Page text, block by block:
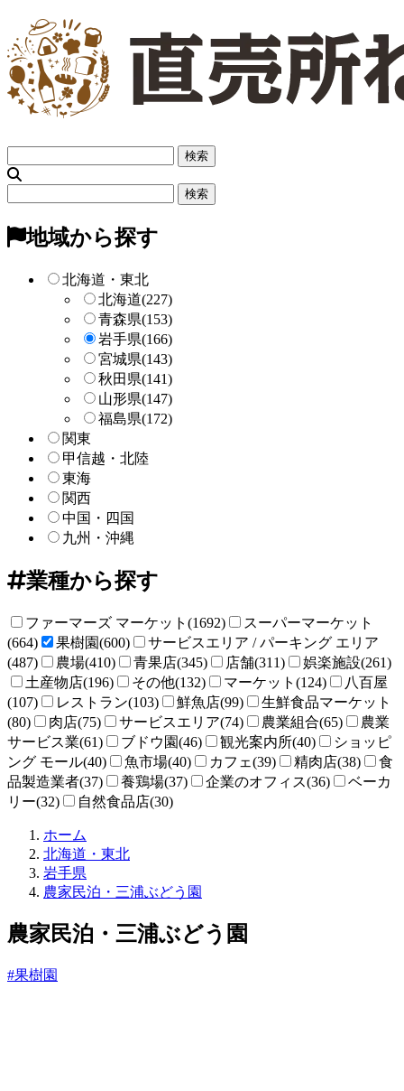
リ
索
ー
検
地域から探す
北海道・東北
北海道(227)
青森県(153)
岩手県(166)
宮城県(143)
秋田県(141)
山形県(147)
福島県(172)
関東
甲信越・北陸
東海
関西
中国・四国
九州・沖縄
業種から探す
ファーマーズ マーケット(1692)
スーパーマーケット
(664)
果樹園(600)
サービスエリア / パーキング エリア
(487)
農場(410) 青果店(345) 店舗(311)
娯楽施設(261)
土産物店(196)
その他(132) マーケット(124)
八百屋
(107)
レストラン(103) 鮮魚店(99)
生鮮食品マーケット
(80)
肉店(75) サービスエリア(74) 農業組合(65)
農業
サービス業(61)
ブドウ園(46) 観光案内所(40)
ショッピ
ング モール(40)
魚市場(40) カフェ(39) 精肉店(38)
食
品製造業者(37)
養鶏場(37) 企業のオフィス(36)
ベーカ
リー(32)
自然食品店(30)
ホーム
売
ね
と
北海道・東北
岩手県
農家民泊・三浦ぶどう園
農家民泊・三浦ぶどう園
#果樹園